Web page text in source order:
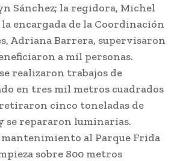
Sánchez; la regidora, Michel
encargada de la Coordinación
Adriana Barrera, supervisaron
a mil personas.
realizaron trabajos de
en tres mil metros cuadrados
cinco toneladas de
se repararon luminarias.
mantenimiento al Parque Frida
sobre 800 metros